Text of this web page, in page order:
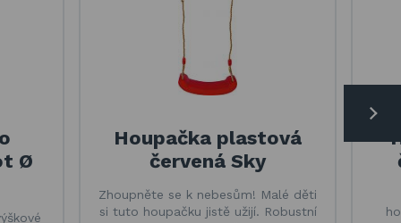
Ø
Houpačka plastová
červená Sky
Zhoupněte se k nebesům! Malé děti
si tuto houpačku jistě užijí. Robustní